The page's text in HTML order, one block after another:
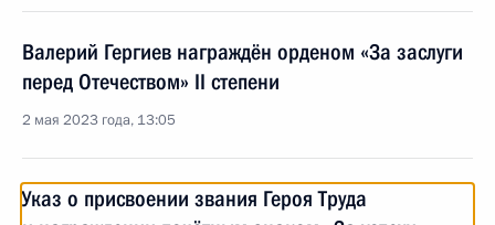
Валерий Гергиев награждён орденом «За заслуги
перед Отечеством» II степени
2 мая 2023 года, 13:05
Указ о присвоении звания Героя Труда